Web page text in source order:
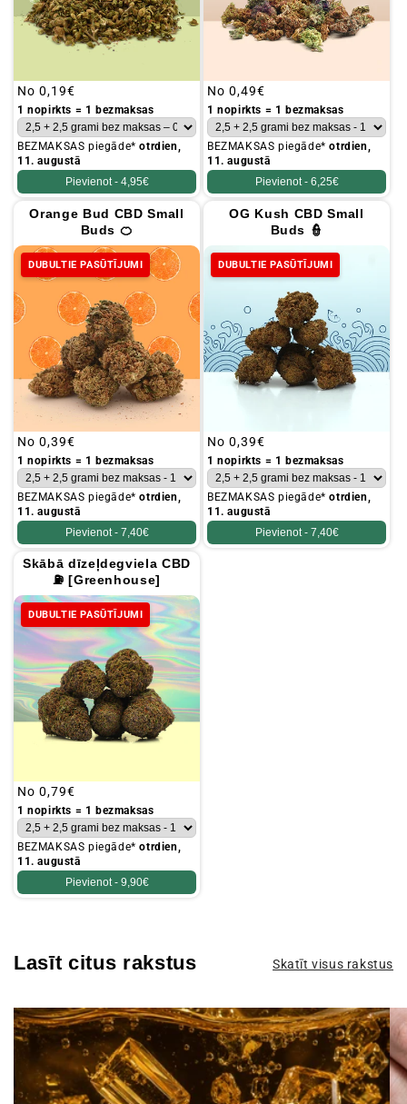
Parastā
cena
No 0,19€
1 nopirkts = 1 bezmaksas
BEZMAKSAS piegāde*otrdien,
11. augustā
Pievienot - 4,95€
Parastā
cena
No 0,49€
1 nopirkts = 1 bezmaksas
BEZMAKSAS piegāde*otrdien,
11. augustā
Pievienot - 6,25€
Orange Bud CBD Small
Buds 🍊
DUBULTIE PASŪTĪJUMI
Parastā
cena
No 0,39€
1 nopirkts = 1 bezmaksas
BEZMAKSAS piegāde*otrdien,
11. augustā
Pievienot - 7,40€
OG Kush CBD Small
Buds 👮
DUBULTIE PASŪTĪJUMI
Parastā
cena
No 0,39€
1 nopirkts = 1 bezmaksas
BEZMAKSAS piegāde*otrdien,
11. augustā
Pievienot - 7,40€
Skābā dīzeļdegviela CBD
⛽ [Greenhouse]
DUBULTIE PASŪTĪJUMI
Parastā
cena
No 0,79€
1 nopirkts = 1 bezmaksas
BEZMAKSAS piegāde*otrdien,
11. augustā
Pievienot - 9,90€
Lasīt citus rakstus Skatīt visus rakstus